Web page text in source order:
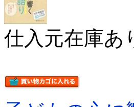
仕入元在庫あ